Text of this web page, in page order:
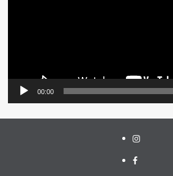
00:00
Instagram
Facebook